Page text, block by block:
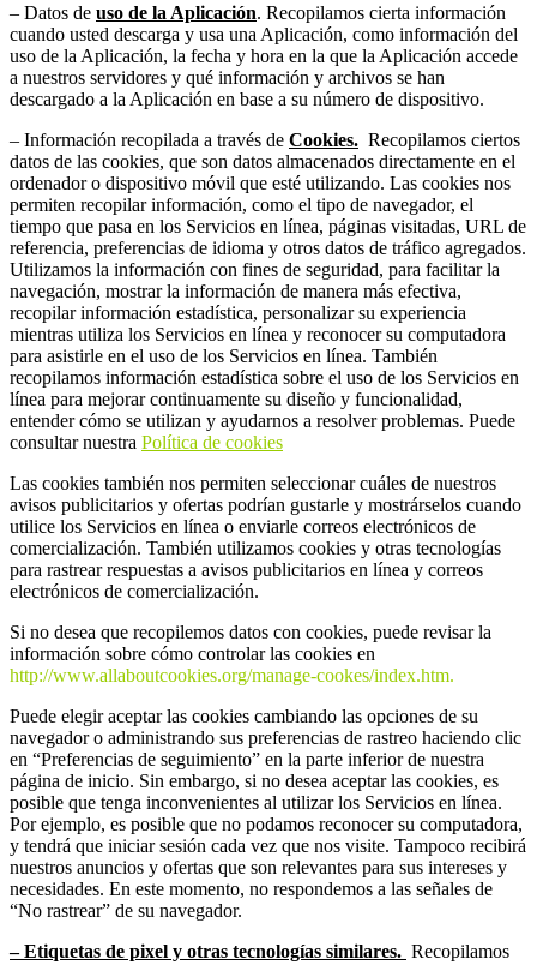
– Datos de uso de la Aplicación. Recopilamos cierta información
cuando usted descarga y usa una Aplicación, como información del
uso de la Aplicación, la fecha y hora en la que la Aplicación accede
a nuestros servidores y qué información y archivos se han
descargado a la Aplicación en base a su número de dispositivo.
– Información recopilada a través de Cookies. Recopilamos ciertos
datos de las cookies, que son datos almacenados directamente en el
ordenador o dispositivo móvil que esté utilizando. Las cookies nos
permiten recopilar información, como el tipo de navegador, el
tiempo que pasa en los Servicios en línea, páginas visitadas, URL de
referencia, preferencias de idioma y otros datos de tráfico agregados.
Utilizamos la información con fines de seguridad, para facilitar la
navegación, mostrar la información de manera más efectiva,
recopilar información estadística, personalizar su experiencia
mientras utiliza los Servicios en línea y reconocer su computadora
para asistirle en el uso de los Servicios en línea. También
recopilamos información estadística sobre el uso de los Servicios en
línea para mejorar continuamente su diseño y funcionalidad,
entender cómo se utilizan y ayudarnos a resolver problemas. Puede
consultar nuestra Política de cookies
Las cookies también nos permiten seleccionar cuáles de nuestros
avisos publicitarios y ofertas podrían gustarle y mostrárselos cuando
utilice los Servicios en línea o enviarle correos electrónicos de
comercialización. También utilizamos cookies y otras tecnologías
para rastrear respuestas a avisos publicitarios en línea y correos
electrónicos de comercialización.
Si no desea que recopilemos datos con cookies, puede revisar la
información sobre cómo controlar las cookies en
http://www.allaboutcookies.org/manage-cookes/index.htm.
Puede elegir aceptar las cookies cambiando las opciones de su
navegador o administrando sus preferencias de rastreo haciendo clic
en “Preferencias de seguimiento” en la parte inferior de nuestra
página de inicio. Sin embargo, si no desea aceptar las cookies, es
posible que tenga inconvenientes al utilizar los Servicios en línea.
Por ejemplo, es posible que no podamos reconocer su computadora,
y tendrá que iniciar sesión cada vez que nos visite. Tampoco recibirá
nuestros anuncios y ofertas que son relevantes para sus intereses y
necesidades. En este momento, no respondemos a las señales de
“No rastrear” de su navegador.
– Etiquetas de pixel y otras tecnologías similares. Recopilamos